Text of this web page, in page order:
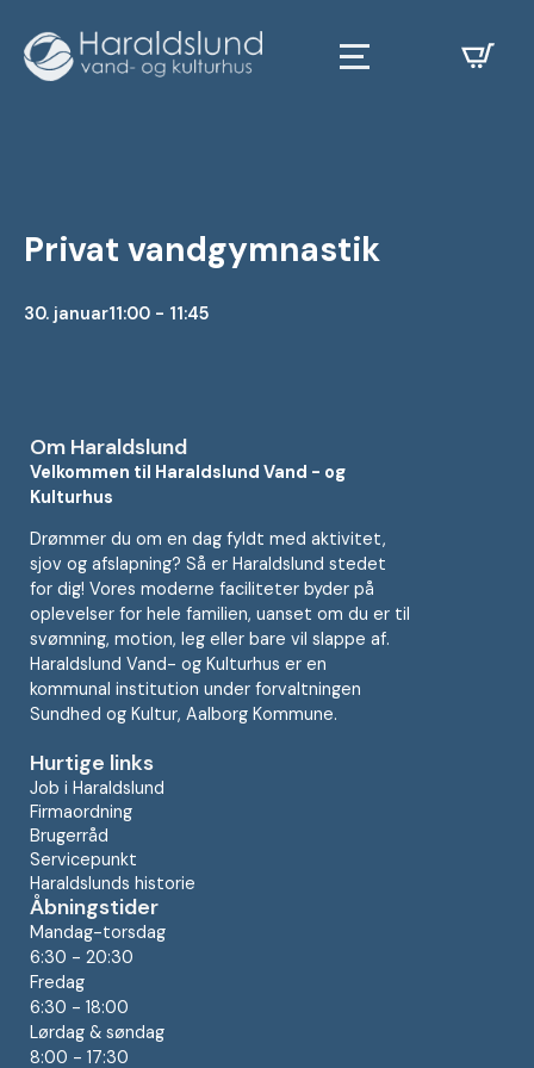
Privat vandgymnastik
30. januar11:00 - 11:45
Om Haraldslund
Velkommen til Haraldslund Vand - og
Kulturhus
Drømmer du om en dag fyldt med aktivitet,
sjov og afslapning? Så er Haraldslund stedet
for dig! Vores moderne faciliteter byder på
oplevelser for hele familien, uanset om du er til
svømning, motion, leg eller bare vil slappe af.
Haraldslund Vand- og Kulturhus er en
kommunal institution under forvaltningen
Sundhed og Kultur, Aalborg Kommune.
Hurtige links
Job i Haraldslund
Firmaordning
Brugerråd
Servicepunkt
Haraldslunds historie
Åbningstider
Mandag-torsdag
6:30 - 20:30
Fredag
6:30 - 18:00
Lørdag & søndag
8:00 - 17:30